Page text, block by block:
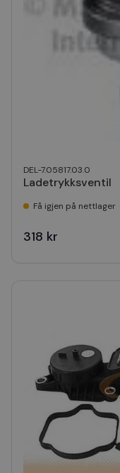
DEL-7.05817.03.0
Ladetrykksventil
Få igjen på nettlager
318 kr